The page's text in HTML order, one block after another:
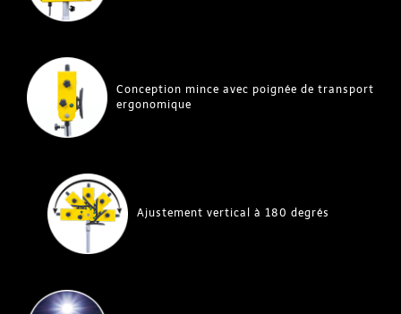
Conception mince avec poignée de transport
ergonomique
Ajustement vertical à 180 degrés